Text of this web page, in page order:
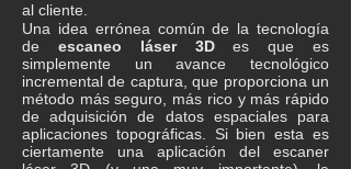
al cliente.
Una idea errónea común de la tecnología
de escaneo láser 3Des que es
simplemente un avance tecnológico
incremental de captura, que proporciona un
método más seguro, más rico y más rápido
de adquisición de datos espaciales para
aplicaciones topográficas. Si bien esta es
ciertamente una aplicación del escaner